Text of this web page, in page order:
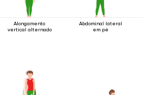
Alongamento
vertical alternado
Abdominal lateral
em pé